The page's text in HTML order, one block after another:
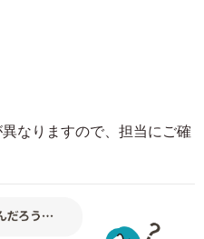
なりますので、担当にご確